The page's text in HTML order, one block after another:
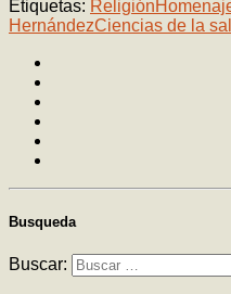
Etiquetas: Religión
HernándezCiencias de la
Busqueda
Buscar: